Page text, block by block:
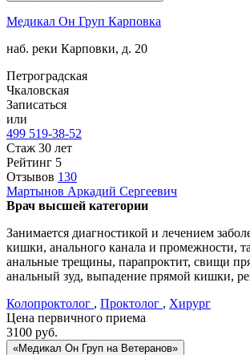
Медикал Он Груп Карповка
наб. реки Карповки, д. 20
Петроградская
Чкаловская
Записаться
или
499 519-38-52
Стаж 30 лет
Рейтинг 5
Отзывов 130
Мартынов Аркадий Сергеевич
Врач высшей категории
Занимается диагностикой и лечением
кишки, анального канала и промежности,
анальные трещины, парапроктит, свищи
анальный зуд, выпадение прямой кишки,
Колопроктолог , Проктолог , Хирург
Цена первичного приема
3100 руб.
«Медикал Он Груп на Ветеранов»